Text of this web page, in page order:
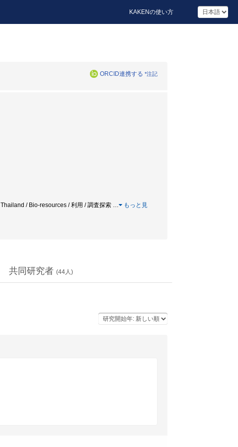
KAKENの使い方
ORCID連携する *注記
/ Bio-resources / 利用 / 調査探索 …
もっと見
共同研究者 (44人)